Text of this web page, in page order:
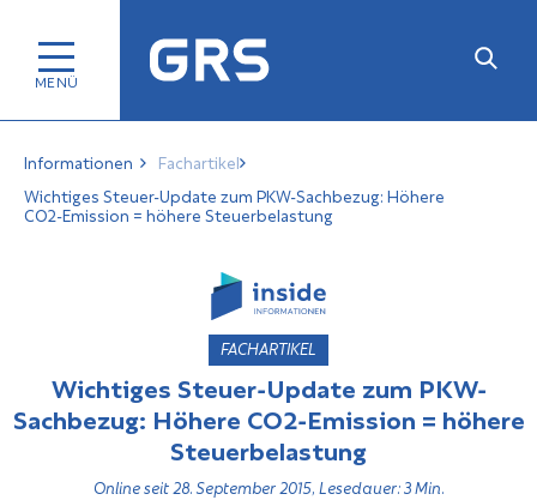
Informationen
Fachartikel
Wichtiges Steuer-Update zum PKW-Sachbezug: Höhere
CO2-Emission = höhere Steuerbelastung
FACHARTIKEL
Wichtiges Steuer-Update zum PKW-
Sachbezug: Höhere CO2-Emission = höhere
Steuerbelastung
Online seit 28. September 2015, Lesedauer: 3 Min.